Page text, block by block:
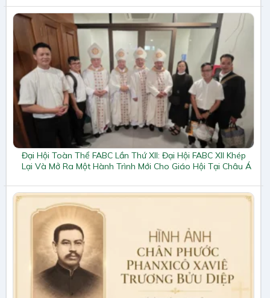
Đại Hội Toàn Thể FABC Lần Thứ XII: Đại Hội FABC XII Khép
Lại Và Mở Ra Một Hành Trình Mới Cho Giáo Hội Tại Châu Á